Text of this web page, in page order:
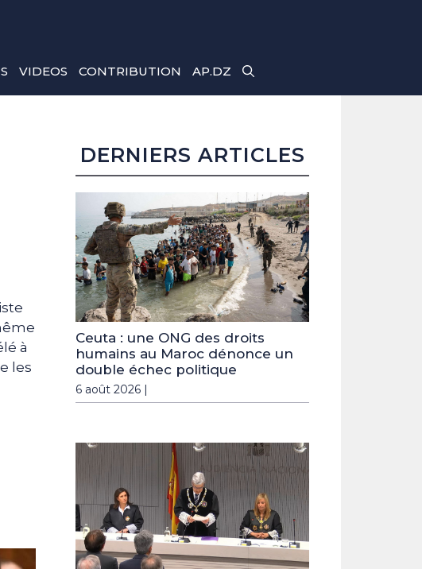
VIDEOS CONTRIBUTION AP.DZ
à
les
DERNIERS ARTICLES
Ceuta : une ONG des droits
humains au Maroc dénonce un
double échec politique
6 août 2026 |